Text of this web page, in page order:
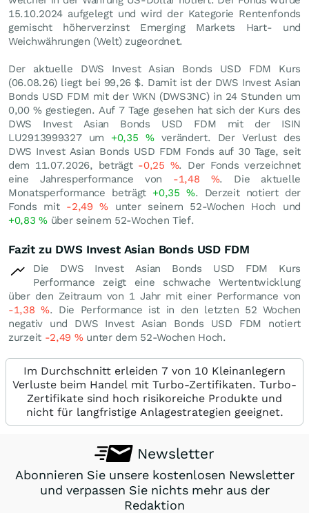
15.10.2024 aufgelegt und wird der Kategorie Rentenfonds
gemischt höherverzinst Emerging Markets Hart- und
Weichwährungen (Welt) zugeordnet.
Der aktuelle DWS Invest Asian Bonds USD FDM Kurs
(06.08.26) liegt bei 99,26 $. Damit ist der DWS Invest Asian
Bonds USD FDM mit der WKN (DWS3NC) in 24 Stunden um
0,00 %gestiegen. Auf 7 Tage gesehen hat sich der Kurs des
DWS Invest Asian Bonds USD FDM mit der ISIN
LU2913999327 um +0,35 %verändert. Der Verlust des
DWS Invest Asian Bonds USD FDM Fonds auf 30 Tage, seit
dem 11.07.2026, beträgt -0,25 %. Der Fonds verzeichnet
eine Jahresperformance von -1,48 %. Die aktuelle
Monatsperformance beträgt +0,35 %. Derzeit notiert der
Fonds mit -2,49% unter seinem 52-Wochen Hoch und
+0,83%über seinem 52-Wochen Tief.
Fazit zu DWS Invest Asian Bonds USD FDM
Die DWS Invest Asian Bonds USD FDM Kurs
Performance zeigt eine schwache Wertentwicklung
über den Zeitraum von 1 Jahr mit einer Performance von
-1,38%. Die Performance ist in den letzten 52 Wochen
negativ und DWS Invest Asian Bonds USD FDM notiert
zurzeit -2,49 %unter dem 52-Wochen Hoch.
Im Durchschnitt erleiden 7 von 10 Kleinanlegern
Verluste beim Handel mit Turbo-Zertifikaten. Turbo-
Zertifikate sind hoch risikoreiche Produkte und
nicht für langfristige Anlagestrategien geeignet.
Newsletter
Abonnieren Sie unsere kostenlosen Newsletter
und verpassen Sie nichts mehr aus der
Redaktion